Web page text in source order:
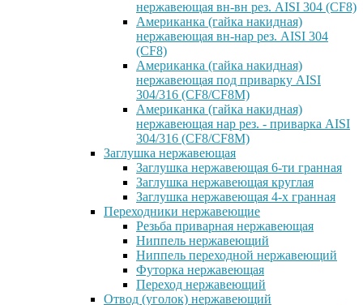
нержавеющая вн-вн рез. AISI 304 (CF8)
Американка (гайка накидная)
нержавеющая вн-нар рез. AISI 304
(CF8)
Американка (гайка накидная)
нержавеющая под приварку AISI
304/316 (CF8/CF8M)
Американка (гайка накидная)
нержавеющая нар рез. - приварка AISI
304/316 (CF8/CF8M)
Заглушка нержавеющая
Заглушка нержавеющая 6-ти гранная
Заглушка нержавеющая круглая
Заглушка нержавеющая 4-х гранная
Переходники нержавеющие
Резьба приварная нержавеющая
Ниппель нержавеющий
Ниппель переходной нержавеющий
Футорка нержавеющая
Переход нержавеющий
Отвод (уголок) нержавеющий